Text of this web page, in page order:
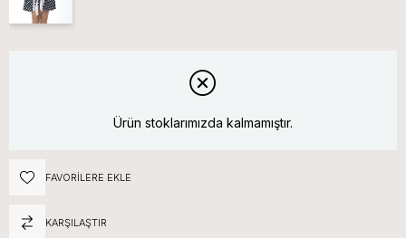
Ürün stoklarımızda kalmamıştır.
FAVORILERE EKLE
KARŞILAŞTIR